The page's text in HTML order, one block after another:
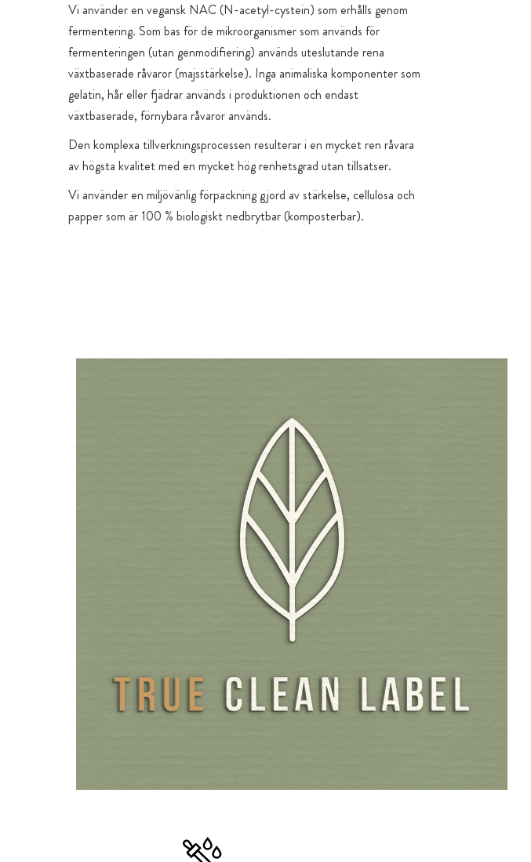
Vi använder en vegansk NAC (N-acetyl-cystein) som erhålls genom
fermentering. Som bas för de mikroorganismer som används för
fermenteringen (utan genmodifiering) används uteslutande rena
växtbaserade råvaror (majsstärkelse). Inga animaliska komponenter som
gelatin, hår eller fjädrar används i produktionen och endast
växtbaserade, förnybara råvaror används.
Den komplexa tillverkningsprocessen resulterar i en mycket ren råvara
av högsta kvalitet med en mycket hög renhetsgrad utan tillsatser.
Vi använder en miljövänlig förpackning gjord av stärkelse, cellulosa och
papper som är 100 % biologiskt nedbrytbar (komposterbar).